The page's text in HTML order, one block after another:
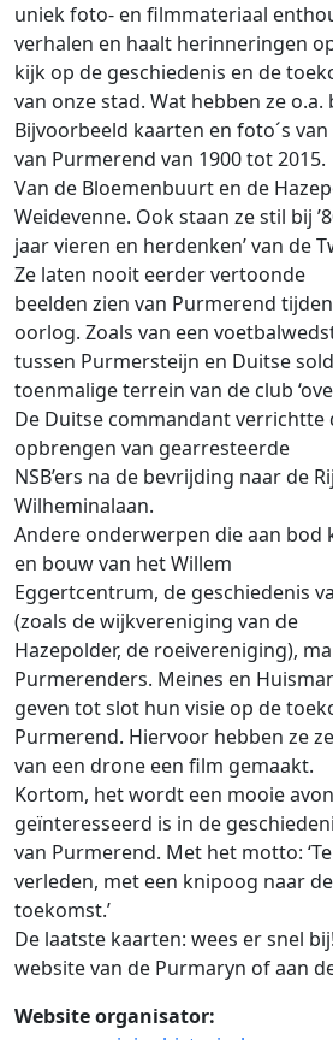
uniek foto- en filmmateriaal
verhalen en haalt herinneringen
kijk op de geschiedenis en de
van onze stad. Wat hebben ze o.a.
Bijvoorbeeld kaarten en foto´s
van Purmerend van 1900 tot 2015.
Van de Bloemenbuurt en de
Weidevenne. Ook staan ze stil bij
jaar vieren en herdenken’ van de
Ze laten nooit eerder vertoonde
beelden zien van Purmerend
oorlog. Zoals van een
tussen Purmersteijn en Duitse
toenmalige terrein van de club
De Duitse commandant verrichtte
opbrengen van gearresteerde
NSB’ers na de bevrijding naar de
Wilheminalaan.
Andere onderwerpen die aan bod
en bouw van het Willem
Eggertcentrum, de geschiedenis
(zoals de wijkvereniging van de
Hazepolder, de roeivereniging),
Purmerenders. Meines en
geven tot slot hun visie op de
Purmerend. Hiervoor hebben ze
van een drone een film gemaakt.
Kortom, het wordt een mooie
geïnteresseerd is in de
van Purmerend. Met het motto:
verleden, met een knipoog naar de
toekomst.’
De laatste kaarten: wees er snel
website van de Purmaryn of aan
Website organisator: